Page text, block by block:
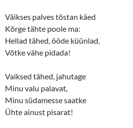
Väikses palves tõstan käed
Kõrge tähte poole ma:
Hellad tähed, ööde küünlad,
Võtke vähe pidada!
Vaiksed tähed, jahutage
Minu valu palavat,
Minu südamesse saatke
Ühte ainust pisarat!